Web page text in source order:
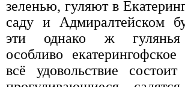
зеленью, гуляют в
саду и Адмиралтейском
эти однако ж гулянья
особливо
всё удовольствие